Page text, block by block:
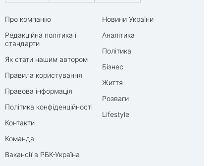
Про компанію
Редакційна політика і
стандарти
Як стати нашим автором
Правила користування
Правова інформація
Політика конфіденційності
Контакти
Команда
Вакансії в РБК-Україна
Новини України
Аналітика
Політика
Бізнес
Життя
Розваги
Lifestyle